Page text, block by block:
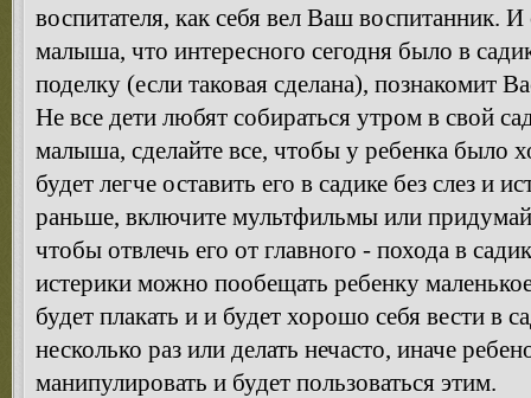
воспитателя, как себя вел Ваш воспитанник. И
малыша, что интересного сегодня было в
поделку (если таковая сделана), познакомит
Не все дети любят собираться утром в свой
малыша, сделайте все, чтобы у ребенка было
будет легче оставить его в садике без слез и
раньше, включите мультфильмы или
чтобы отвлечь его от главного - похода в
истерики можно пообещать ребенку
будет плакать и и будет хорошо себя вести в
несколько раз или делать нечасто, иначе
манипулировать и будет пользоваться этим.